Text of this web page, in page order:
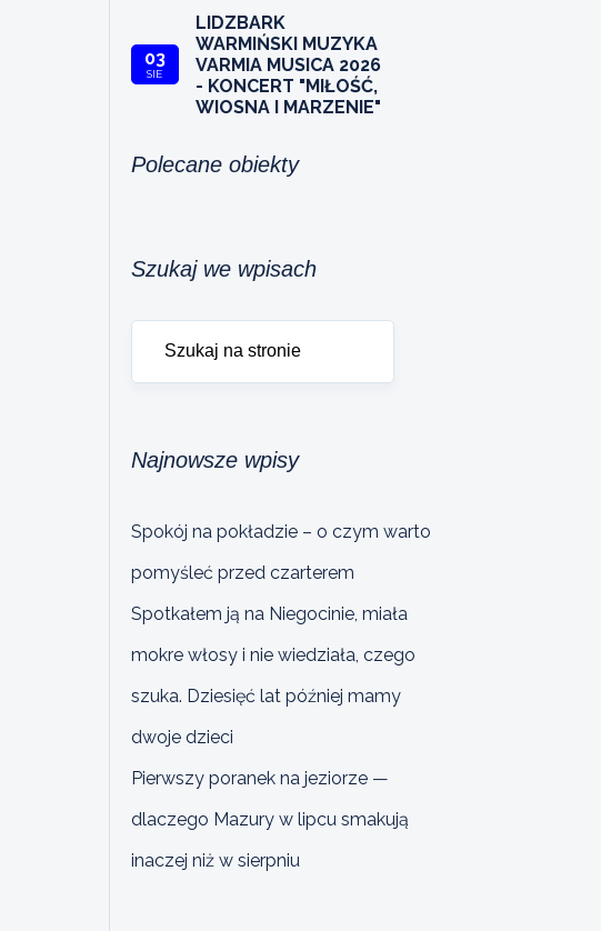
03
SIE
LIDZBARK
WARMIŃSKI MUZYKA
VARMIA MUSICA 2026
- KONCERT "MIŁOŚĆ,
WIOSNA I MARZENIE"
Polecane obiekty
Szukaj we wpisach
Najnowsze wpisy
Spokój na pokładzie – o czym warto
pomyśleć przed czarterem
Spotkałem ją na Niegocinie, miała
mokre włosy i nie wiedziała, czego
szuka. Dziesięć lat później mamy
dwoje dzieci
Pierwszy poranek na jeziorze —
dlaczego Mazury w lipcu smakują
inaczej niż w sierpniu